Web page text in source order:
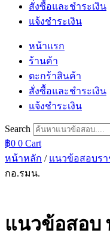
สั่งซื้อและชำระเงิน
แจ้งชำระเงิน
หน้าแรก
ร้านค้า
ตะกร้าสินค้า
สั่งซื้อและชำระเงิน
แจ้งชำระเงิน
Search
฿0 0 Cart
หน้าหลัก / แนวข้อสอบรา
กอ.รมน.
แนวข้อสอบ